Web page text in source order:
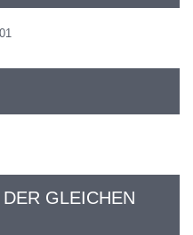
GLEICHEN